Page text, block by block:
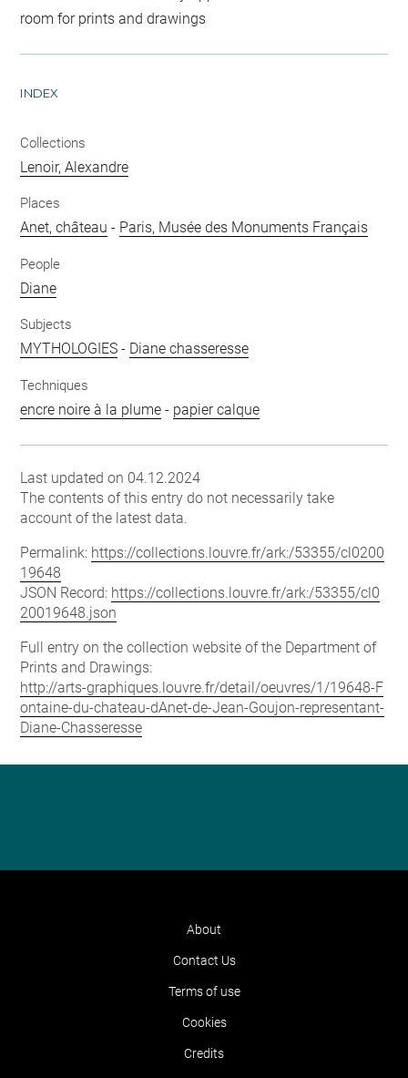
room for prints and drawings
INDEX
Collections
Lenoir, Alexandre
Places
Anet, château - Paris, Musée des Monuments Français
People
Diane
Subjects
MYTHOLOGIES - Diane chasseresse
Techniques
encre noire à la plume - papier calque
Last updated on 04.12.2024
The contents of this entry do not necessarily take
account of the latest data.
Permalink: https://collections.louvre.fr/ark:/53355/cl0200
19648
JSON Record: https://collections.louvre.fr/ark:/53355/cl0
20019648.json
Full entry on the collection website of the Department of
Prints and Drawings:
http://arts-graphiques.louvre.fr/detail/oeuvres/1/19648-F
ontaine-du-chateau-dAnet-de-Jean-Goujon-representant-
Diane-Chasseresse
About
Contact Us
Terms of use
Cookies
Credits